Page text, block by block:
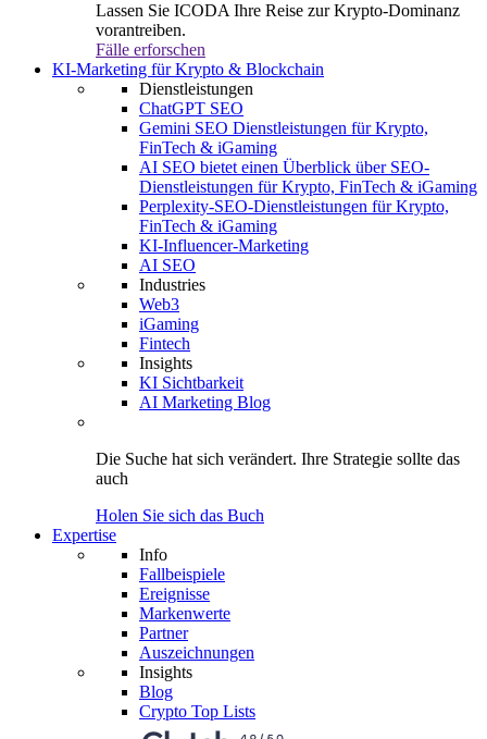
Lassen Sie ICODA Ihre Reise zur Krypto-Dominanz
vorantreiben.
Fälle erforschen
KI-Marketing für Krypto & Blockchain
Dienstleistungen
ChatGPT SEO
Gemini SEO Dienstleistungen für Krypto,
FinTech & iGaming
AI SEO bietet einen Überblick über SEO-
Dienstleistungen für Krypto, FinTech & iGaming
Perplexity-SEO-Dienstleistungen für Krypto,
FinTech & iGaming
KI-Influencer-Marketing
AI SEO
Industries
Web3
iGaming
Fintech
Insights
KI Sichtbarkeit
AI Marketing Blog
Die Suche hat sich verändert. Ihre Strategie sollte das
auch
Holen Sie sich das Buch
Expertise
Info
Fallbeispiele
Ereignisse
Markenwerte
Partner
Auszeichnungen
Insights
Blog
Crypto Top Lists